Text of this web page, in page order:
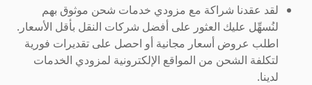
لقد عقدنا شراكة مع مزودي خدمات شحن موثوق بهم
لنُسهِّل عليك العثور على أفضل شركات النقل بأقل الأسعار.
اطلب عروض أسعار مجانية أو احصل على تقديرات فورية
لتكلفة الشحن من المواقع الإلكترونية لمزودي الخدمات
لدينا.